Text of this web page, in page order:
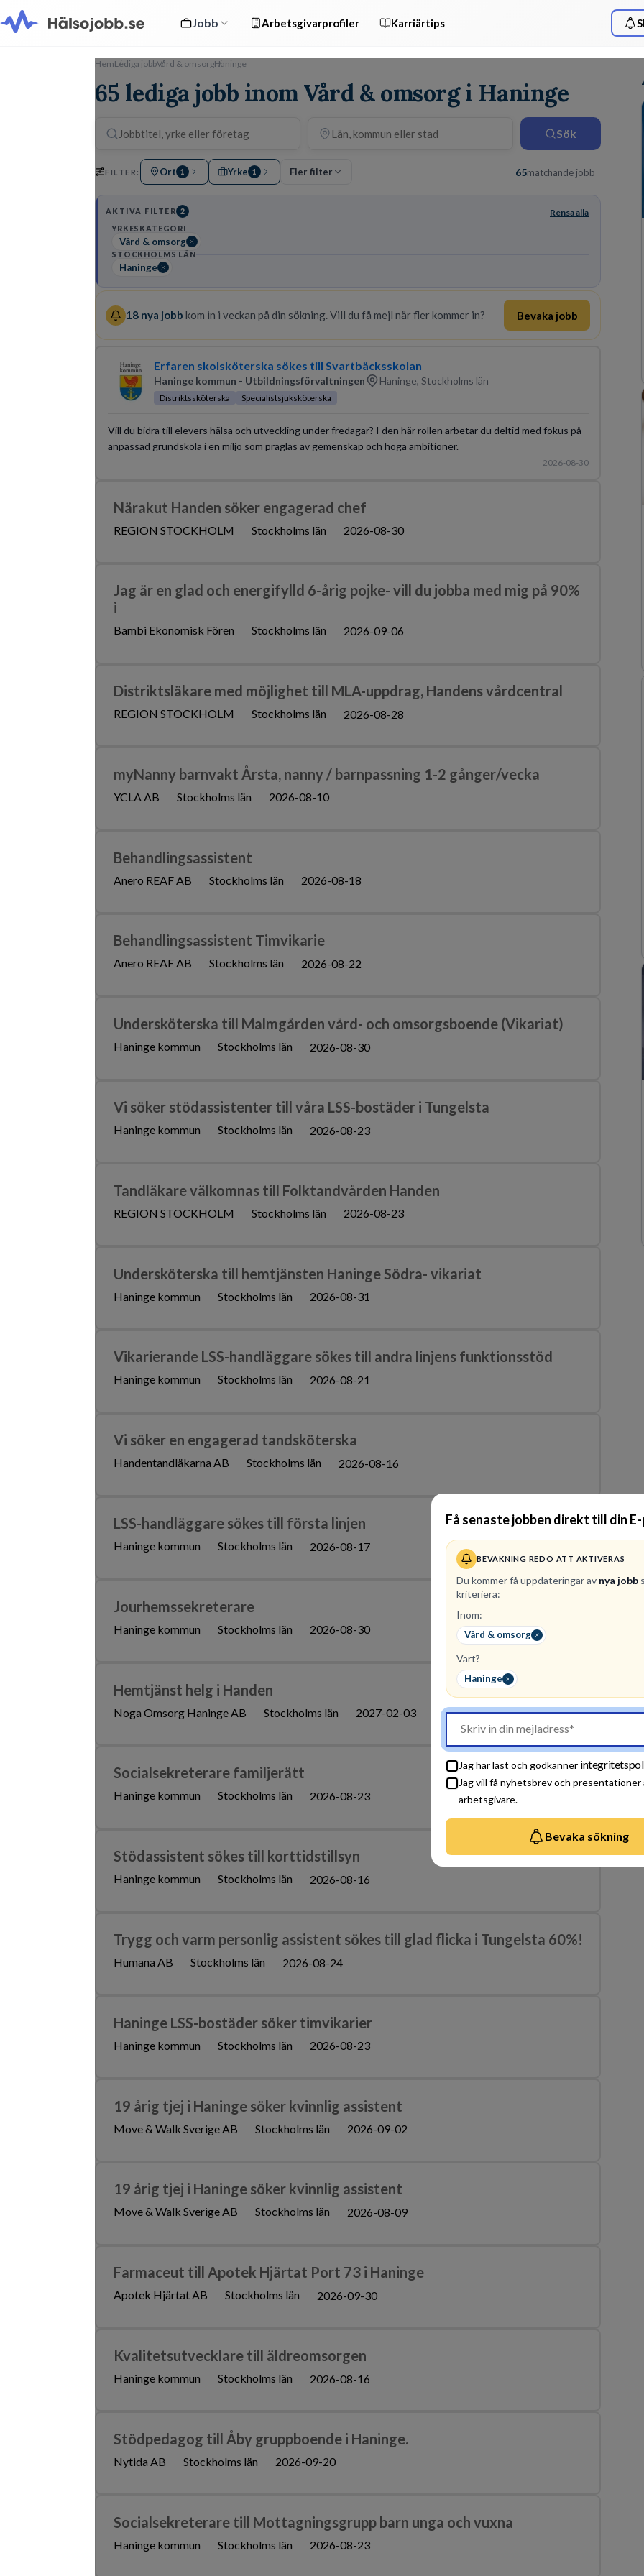
Jobb Arbetsgivarprofiler Karriärtips
Få senaste jobben direkt till din
BEVAKNING REDO ATT AKTIVERAS
Du kommer få uppdateringar av nya jobb
kriteriera:
Inom:
Vård & omsorg
Vart?
Haninge
Jag har läst och godkänner
Jag vill få nyhetsbrev och presentationer
arbetsgivare.
Bevaka sökning
HemLediga jobbVård & omsorgHaninge
65 lediga jobb inom Vård & omsorg i Haninge
Sök
FILTER: Ort 1 Yrke 1 Fler filter 65matchande jobb
AKTIVA FILTER 2 Rensa alla
YRKESKATEGORI
Vård & omsorg
STOCKHOLMS LÄN
Haninge
18 nya jobb kom in i veckan på din sökning. Vill du få mejl när fler kommer in? Bevaka jobb
Erfaren skolsköterska sökes till Svartbäcksskolan
Haninge kommun - Utbildningsförvaltningen Haninge, Stockholms län
Distriktssköterska Specialistsjuksköterska
Vill du bidra till elevers hälsa och utveckling under fredagar? I den här rollen arbetar du deltid med fokus på
anpassad grundskola i en miljö som präglas av gemenskap och höga ambitioner.
2026-08-30
Närakut Handen söker engagerad chef
REGION STOCKHOLM Stockholms län 2026-08-30
Jag är en glad och energifylld 6-årig pojke- vill du jobba med mig på 90%
i
Bambi Ekonomisk Fören Stockholms län 2026-09-06
Distriktsläkare med möjlighet till MLA-uppdrag, Handens vårdcentral
REGION STOCKHOLM Stockholms län 2026-08-28
myNanny barnvakt Årsta, nanny / barnpassning 1-2 gånger/vecka
YCLA AB Stockholms län 2026-08-10
Behandlingsassistent
Anero REAF AB Stockholms län 2026-08-18
Behandlingsassistent Timvikarie
Anero REAF AB Stockholms län 2026-08-22
Undersköterska till Malmgården vård- och omsorgsboende (Vikariat)
Haninge kommun Stockholms län 2026-08-30
Vi söker stödassistenter till våra LSS-bostäder i Tungelsta
Haninge kommun Stockholms län 2026-08-23
Tandläkare välkomnas till Folktandvården Handen
REGION STOCKHOLM Stockholms län 2026-08-23
Undersköterska till hemtjänsten Haninge Södra- vikariat
Haninge kommun Stockholms län 2026-08-31
Vikarierande LSS-handläggare sökes till andra linjens funktionsstöd
Haninge kommun Stockholms län 2026-08-21
Vi söker en engagerad tandsköterska
Handentandläkarna AB Stockholms län 2026-08-16
LSS-handläggare sökes till första linjen
Haninge kommun Stockholms län 2026-08-17
Jourhemssekreterare
Haninge kommun Stockholms län 2026-08-30
Hemtjänst helg i Handen
Noga Omsorg Haninge AB Stockholms län 2027-02-03
Socialsekreterare familjerätt
Haninge kommun Stockholms län 2026-08-23
Stödassistent sökes till korttidstillsyn
Haninge kommun Stockholms län 2026-08-16
Trygg och varm personlig assistent sökes till glad flicka i Tungelsta 60%!
Humana AB Stockholms län 2026-08-24
Haninge LSS-bostäder söker timvikarier
Haninge kommun Stockholms län 2026-08-23
19 årig tjej i Haninge söker kvinnlig assistent
Move & Walk Sverige AB Stockholms län 2026-09-02
19 årig tjej i Haninge söker kvinnlig assistent
Move & Walk Sverige AB Stockholms län 2026-08-09
Farmaceut till Apotek Hjärtat Port 73 i Haninge
Apotek Hjärtat AB Stockholms län 2026-09-30
Kvalitetsutvecklare till äldreomsorgen
Haninge kommun Stockholms län 2026-08-16
Stödpedagog till Åby gruppboende i Haninge.
Nytida AB Stockholms län 2026-09-20
Socialsekreterare till Mottagningsgrupp barn unga och vuxna
Haninge kommun Stockholms län 2026-08-23